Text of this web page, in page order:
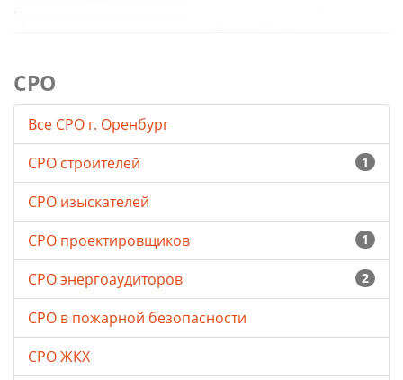
СРО
Все СРО г. Оренбург
1
СРО строителей
СРО изыскателей
1
СРО проектировщиков
2
СРО энергоаудиторов
СРО в пожарной безопасности
СРО ЖКХ